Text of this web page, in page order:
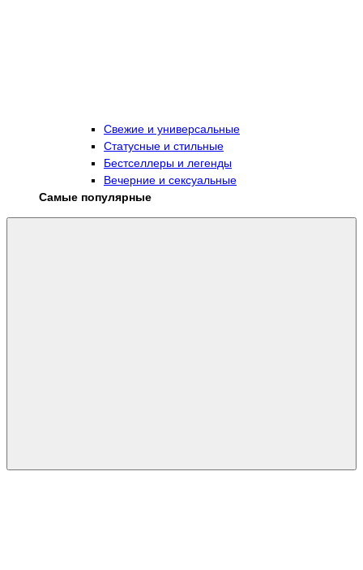
Свежие и универсальные
Статусные и стильные
Бестселлеры и легенды
Вечерние и сексуальные
Самые популярные